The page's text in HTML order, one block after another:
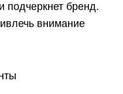
подчеркнет бренд.
внимание